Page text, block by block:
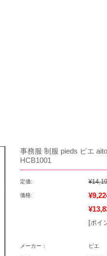
事務服 制服 pieds ピエ
HCB1001
定価:
価格:
[ポイ
メーカー： ピエ